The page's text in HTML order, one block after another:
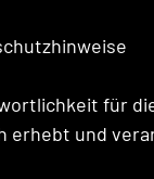
für
erhebt und